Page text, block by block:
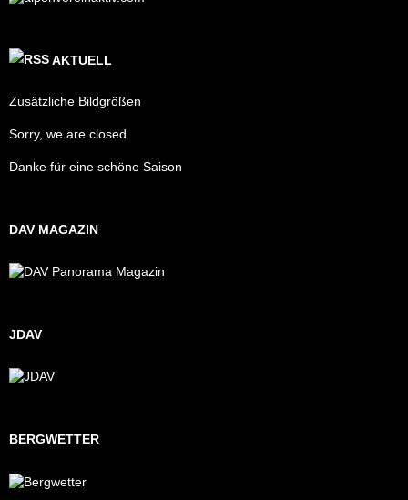
AKTUELL
Zusätzliche Bildgrößen
Sorry, we are closed
Danke für eine schöne Saison
DAV MAGAZIN
JDAV
BERGWETTER